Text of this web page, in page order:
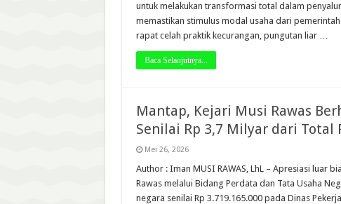
untuk melakukan transformasi total dalam
memastikan stimulus modal usaha dari
rapat celah praktik kecurangan, pungutan liar …
Baca Selanjutnya...
Mantap, Kejari Musi Rawas
Senilai Rp 3,7 Milyar dari Total
Mei 26, 2026
Author : Iman MUSI RAWAS, LhL – Apresiasi luar
Rawas melalui Bidang Perdata dan Tata Usaha
negara senilai Rp 3.719.165.000 pada Dinas